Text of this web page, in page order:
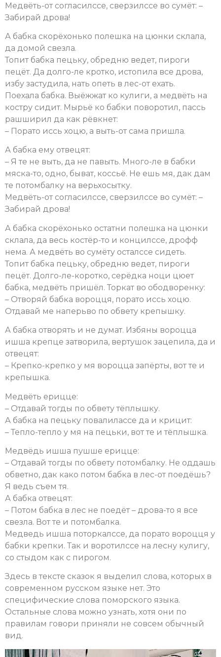
Медвёть-от согласилссе, сверзилссе во сумёт: –
Забирай дрова!
А бабка скорёхонько полешка на цюнки склала,
да домой свезла.
Топит бабка пецьку, обредню ведет, пироги
пецёт. Да долго-ле кротко, истопила все дрова,
избу застудила, нать опеть в лес-от ехать.
Поехала бабка. Выёжжат ко кулиги, а медвёть на
костру сидит. Мырьё ко бабки поворотил, пассь
рашширил да как рёвкнет:
– Порато иссь хоцю, а выть-от сама пришла.
А бабка ему отвецят:
– Я те не выть, да не павыть. Много-ле в бабки
мяска-то, одно, быват, коссьё. Не ешь мя, дак дам
те потомбалку на верьхосытку.
Медвёть-от согласилссе, сверзилссе во сумёт: –
Забирай дрова!
А бабка скорёхонько остатни полешка на цюнки
склала, да весь костёр-то и концилссе, дрофф
нема. А медвёть во сумёту осталссе сидеть.
Топит бабка пецьку, обредню ведет, пироги
пецёт. Долго-ле-коротко, серёдка ноци цюет
бабка, медвёть пришёл. Торкат во ободворенку:
– Отворяй бабка вороцця, порато иссь хоцю.
Отдавай ме наперьво по обвету крепышку.
А бабка отворять и не думат. Избяны вороцца
ишша крепце затворила, вертушок зацепила, да и
отвецят:
– Крепко-крепко у мя вороцца запёрты, вот те и
крепышка.
Медвёть ерицце:
– Отдавай тогды по обвету тёплышку.
А бабка на пецьку повалилассе да и крицит:
– Тепло-тепло у мя на пецьки, вот те и тёплышка.
Медвёдь ишша пушше ерицце:
– Отдавай тогды по обвету потомбалку. Не оддашь
обветно, дак како потом бабка в лес-от поедёшь?
Я ведь съем тя.
А бабка отвецят:
– Потом бабка в лес не поедёт – дрова-то я все
свезла. Вот те и потомбалка.
Медведь ишша поторкалссе, да порато вороцця у
бабки крепки. Так и воротилссе на лесну кулигу,
со стыдом как с пирогом.
Здесь в тексте сказок я выделил слова, которых в
современном русском языке нет. Это
специфические слова поморского языка.
Остальные слова можно узнать, хотя они по
правилам говори приняли не совсем обычный
вид.